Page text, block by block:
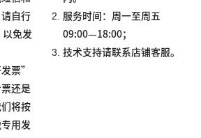
自行
以免发
票”
还是
将按
用发
2. 服务时间：周一至周五
09:00—18:00；
3. 技术支持请联系店铺客服。